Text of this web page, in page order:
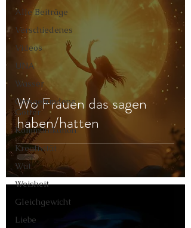
Alle Beiträge
Verschiedenes
Videos
UNA
Wasser
Ortsgebundene
Götter
Kommunikation
Kreativität
Wut
Weisheit
Gleichgewicht
Liebe
Wo Frauen das sagen
haben/hatten